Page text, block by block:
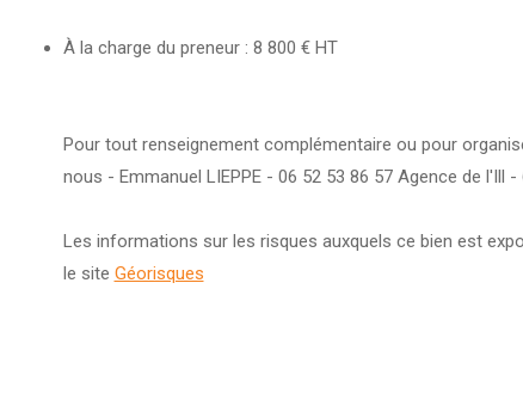
À la charge du preneur : 8 800 € HT
Pour tout renseignement complémentaire ou pour
nous - Emmanuel LIEPPE - 06 52 53 86 57 Agence de l'Ill -
Les informations sur les risques auxquels ce bien est
le site Géorisques